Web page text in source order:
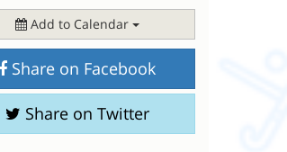
Add to Calendar
Share on Facebook
Share on Twitter